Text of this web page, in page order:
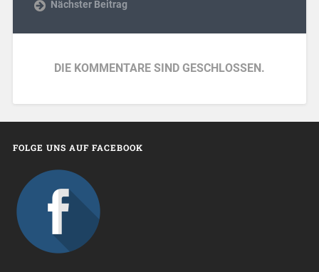
Nächster Beitrag
DIE KOMMENTARE SIND GESCHLOSSEN.
FOLGE UNS AUF FACEBOOK